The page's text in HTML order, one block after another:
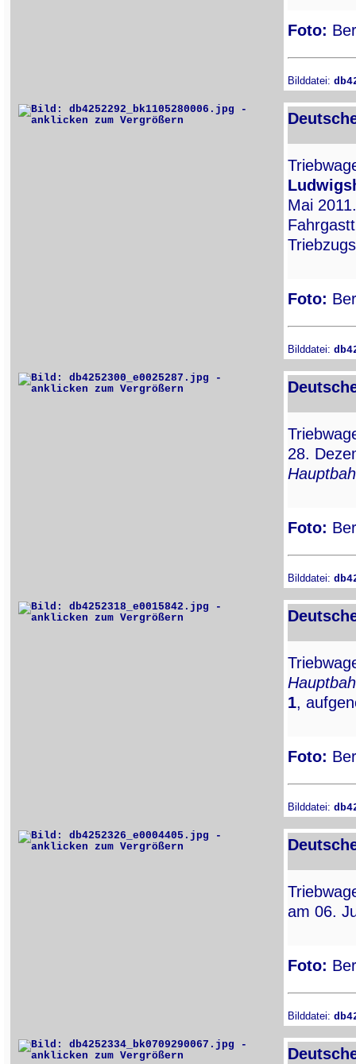
Foto:
Bilddatei:
Mai
Foto:
Bilddatei:
28.
Foto:
Bilddatei:
1,
Foto:
Bilddatei:
am 06.
Foto:
Bilddatei: